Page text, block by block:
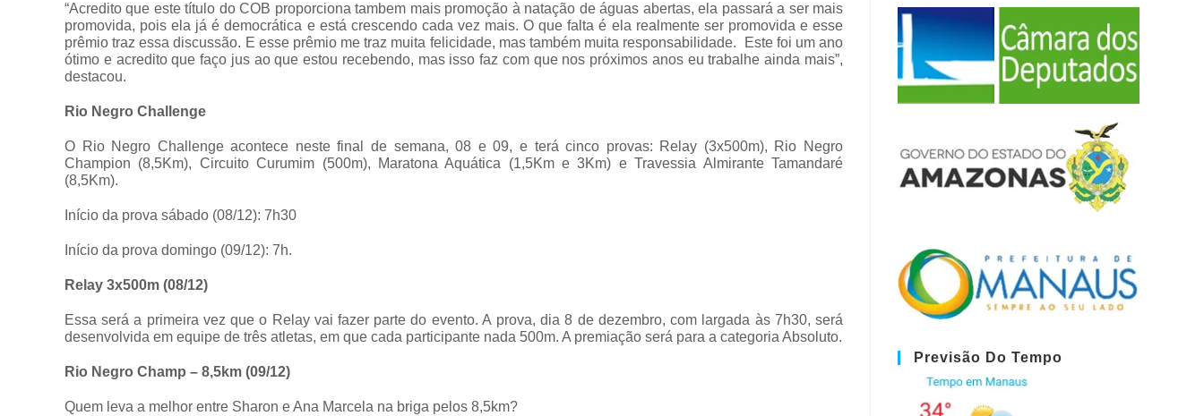
“Acredito que este título do COB proporciona tambem mais promoção à natação de águas abertas, ela passará a ser mais
promovida, pois ela já é democrática e está crescendo cada vez mais. O que falta é ela realmente ser promovida e esse
prêmio traz essa discussão. E esse prêmio me traz muita felicidade, mas também muita responsabilidade. Este foi um ano
ótimo e acredito que faço jus ao que estou recebendo, mas isso faz com que nos próximos anos eu trabalhe ainda mais”,
destacou.
Rio Negro Challenge
O Rio Negro Challenge acontece neste final de semana, 08 e 09, e terá cinco provas: Relay (3x500m), Rio Negro
Champion (8,5Km), Circuito Curumim (500m), Maratona Aquática (1,5Km e 3Km) e Travessia Almirante Tamandaré
(8,5Km).
Início da prova sábado (08/12): 7h30
Início da prova domingo (09/12): 7h.
Relay 3x500m (08/12)
Essa será a primeira vez que o Relay vai fazer parte do evento. A prova, dia 8 de dezembro, com largada às 7h30, será
desenvolvida em equipe de três atletas, em que cada participante nada 500m. A premiação será para a categoria Absoluto.
Rio Negro Champ – 8,5km (09/12)
Quem leva a melhor entre Sharon e Ana Marcela na briga pelos 8,5km?
Previsão Do Tempo